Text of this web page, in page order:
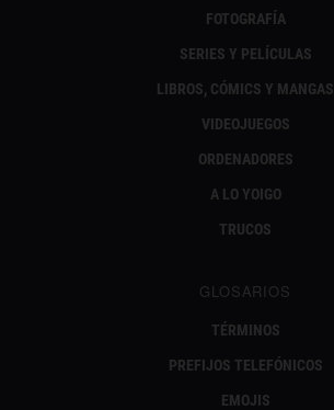
FOTOGRAFÍA
SERIES Y PELÍCULAS
LIBROS, CÓMICS Y MANGAS
VIDEOJUEGOS
ORDENADORES
A LO YOIGO
TRUCOS
GLOSARIOS
TÉRMINOS
PREFIJOS TELEFÓNICOS
EMOJIS